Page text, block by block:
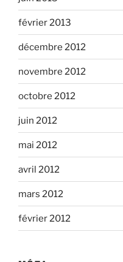
février 2013
décembre 2012
novembre 2012
octobre 2012
juin 2012
mai 2012
avril 2012
mars 2012
février 2012